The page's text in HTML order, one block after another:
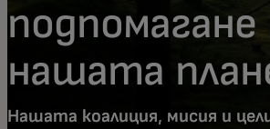
подпомагане
нашата
Нашата коалиция, мисия и